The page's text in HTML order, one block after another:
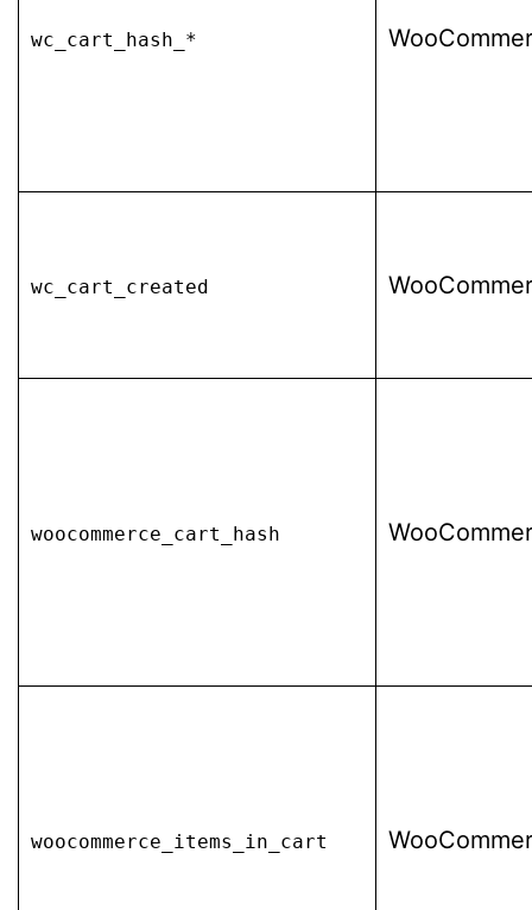
wc_cart_hash_*
wc_cart_created
woocommerce_cart_hash
woocommerce_items_in_cart